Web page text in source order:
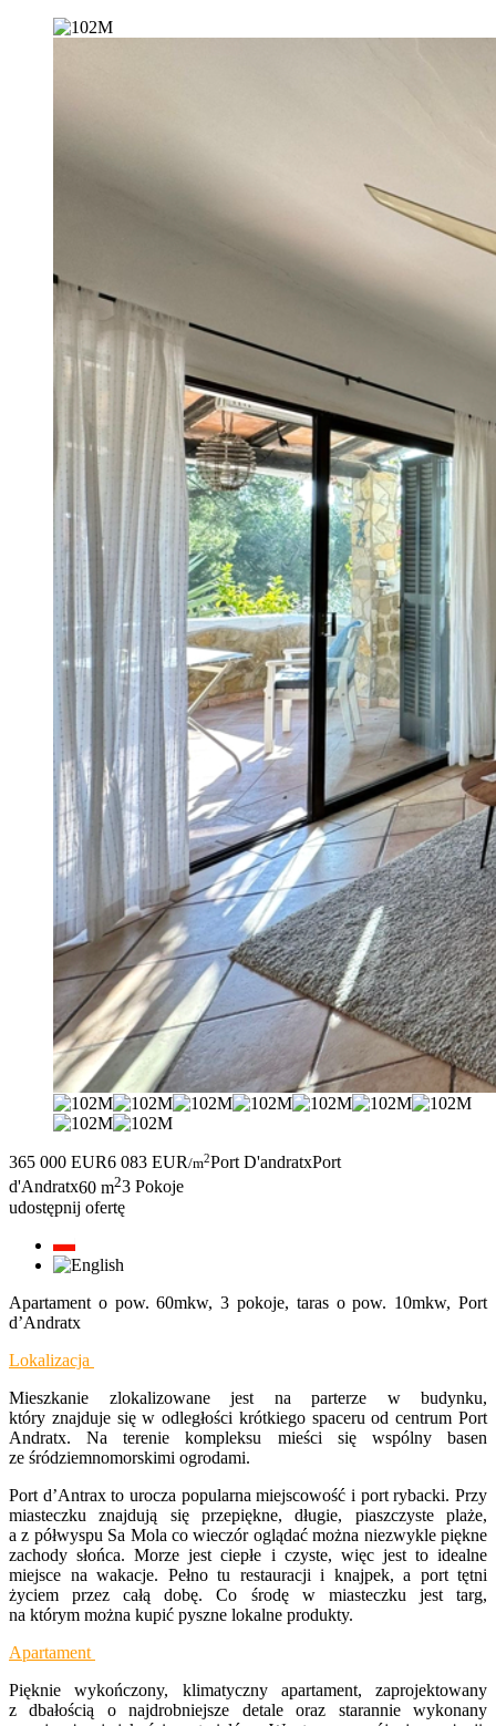
365 000 EUR6 083 EUR/m2Port D'andratxPort
d'Andratx60 m23 Pokoje
udostępnij ofertę
Apartament o pow. 60mkw, 3 pokoje, taras o pow. 10mkw, Port
d’Andratx
Lokalizacja
Mieszkanie zlokalizowane jest na parterze w budynku,
który znajduje się w odległości krótkiego spaceru od centrum Port
Andratx. Na terenie kompleksu mieści się wspólny basen
ze śródziemnomorskimi ogrodami.
Port d’Antrax to urocza popularna miejscowość i port rybacki. Przy
miasteczku znajdują się przepiękne, długie, piaszczyste plaże,
a z półwyspu Sa Mola co wieczór oglądać można niezwykle piękne
zachody słońca. Morze jest ciepłe i czyste, więc jest to idealne
miejsce na wakacje. Pełno tu restauracji i knajpek, a port tętni
życiem przez całą dobę. Co środę w miasteczku jest targ,
na którym można kupić pyszne lokalne produkty.
Apartament
Pięknie wykończony, klimatyczny apartament, zaprojektowany
z dbałością o najdrobniejsze detale oraz starannie wykonany